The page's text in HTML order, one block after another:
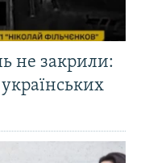
не закрили: